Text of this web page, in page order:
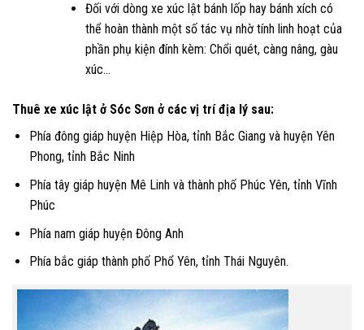
Đối với dòng xe xúc lật bánh lốp hay bánh xích có
thể hoàn thành một số tác vụ nhờ tính linh hoạt của
phần phụ kiện đính kèm: Chổi quét, càng nâng, gàu
xúc…
Thuê xe xúc lật ở Sóc Sơn ở các vị trí địa lý sau:
Phía đông giáp huyện Hiệp Hòa, tỉnh Bắc Giang và huyện Yên
Phong, tỉnh Bắc Ninh
Phía tây giáp huyện Mê Linh và thành phố Phúc Yên, tỉnh Vĩnh
Phúc
Phía nam giáp huyện Đông Anh
Phía bắc giáp thành phố Phổ Yên, tỉnh Thái Nguyên.